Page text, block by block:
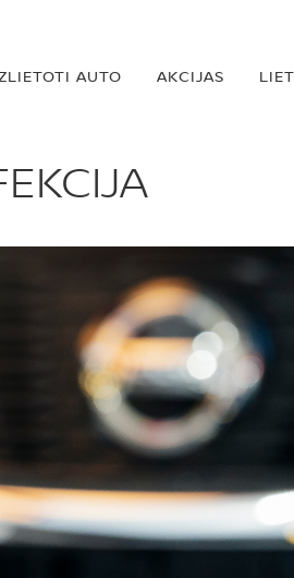
AUTO AKCIJAS